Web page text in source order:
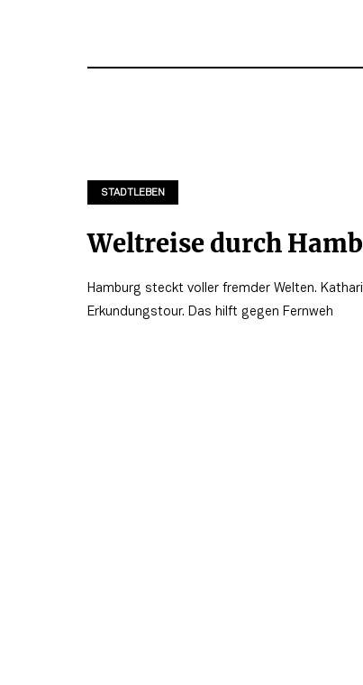
STADTLEBEN
Weltreise durch
Hamburg steckt voller fremder Welten.
Erkundungstour. Das hilft gegen Fernweh